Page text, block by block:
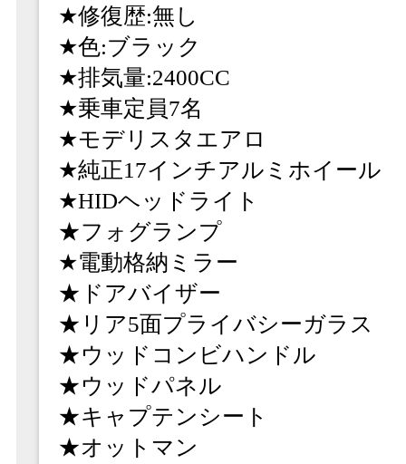
★修復歴:無し
★色:ブラック
★排気量:2400CC
★乗車定員7名
★モデリスタエアロ
★純正17インチアルミホイール
★HIDヘッドライト
★フォグランプ
★電動格納ミラー
★ドアバイザー
★リア5面プライバシーガラス
★ウッドコンビハンドル
★ウッドパネル
★キャプテンシート
★オットマン